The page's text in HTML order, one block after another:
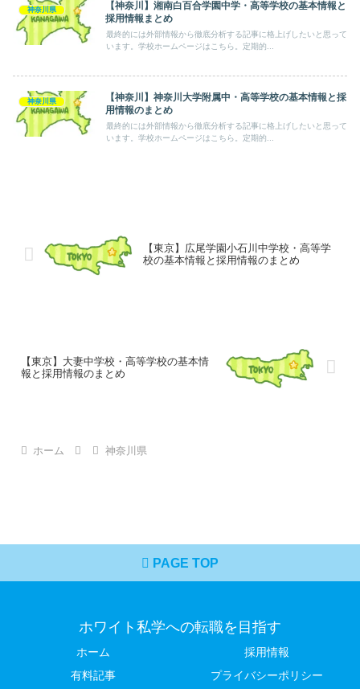
神奈川県
【神奈川】湘南白百合学園中学・高等学校の基本情報と
採用情報まとめ
最終的には外部情報から徹底分析する記事に格上げしたいと思って
います。学校ホームページはこちら。定期的...
神奈川県
【神奈川】神奈川大学附属中・高等学校の基本情報と採
用情報のまとめ
最終的には外部情報から徹底分析する記事に格上げしたいと思って
います。学校ホームページはこちら。定期的...
【東京】広尾学園小石川中学校・高等学
校の基本情報と採用情報のまとめ
【東京】大妻中学校・高等学校の基本情
報と採用情報のまとめ
ホーム 神奈川県
PAGE TOP
ホワイト私学への転職を目指す
ホーム
採用情報
有料記事
プライバシーポリシー